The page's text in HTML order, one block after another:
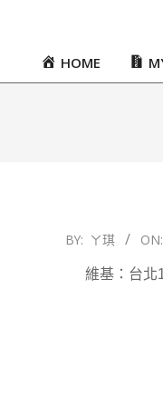
PrimaryHOME
2012-
BY: ㄚ琪 ON:
維基：台北